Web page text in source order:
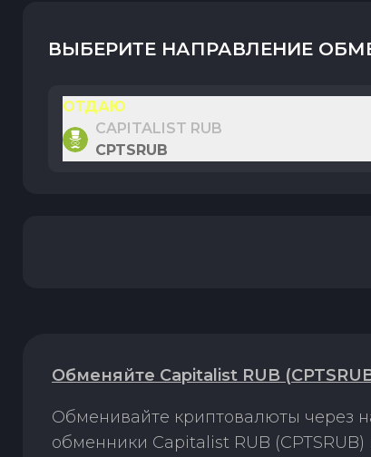
ВЫБЕРИТЕ НАПРАВЛЕНИЕ
ОТДАЮ
CAPITALIST RUB
CPTSRUB
Обменяйте Capitalist RUB
Обменивайте криптовалюты через
обменники Capitalist RUB